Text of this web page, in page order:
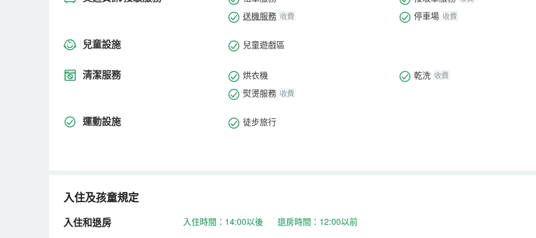
送機服務 收費 停車場 收費
兒童設施 兒童遊戲區
清潔服務 烘衣機 乾洗 收費
熨燙服務 收費
運動設施 徒步旅行
入住及孩童規定
入住和退房 入住時間：14:00以後 退房時間：12:00以前